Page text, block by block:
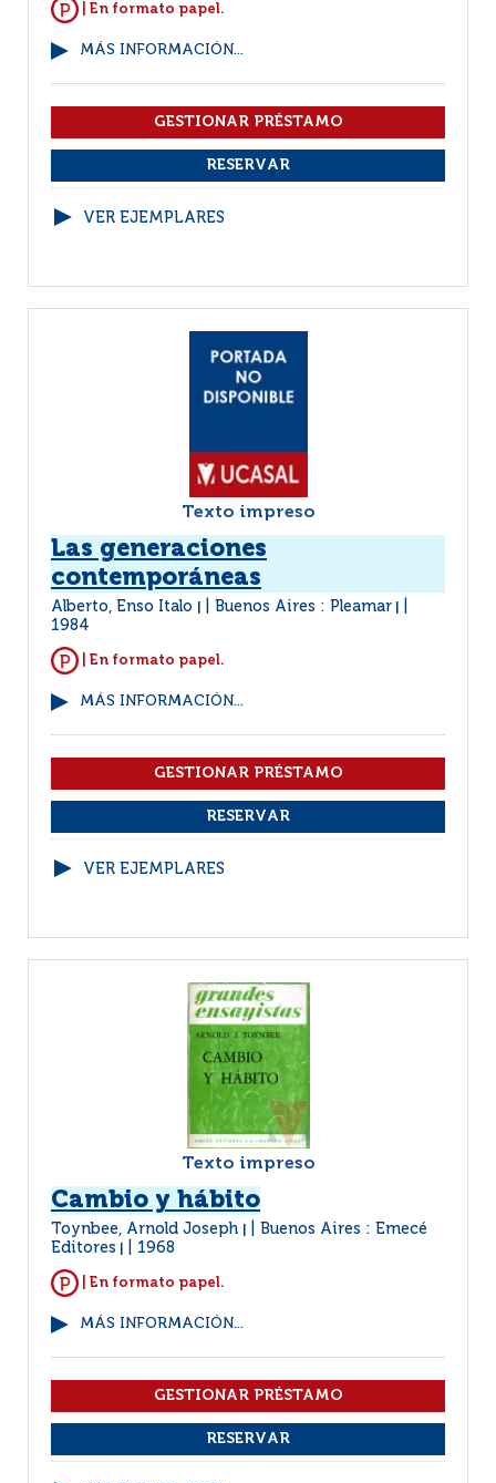
| En formato papel.
MÁS INFORMACIÓN...
VER EJEMPLARES
Texto impreso
Las generaciones
contemporáneas
Alberto, Enso Italo Buenos Aires : Pleamar
1984
| En formato papel.
MÁS INFORMACIÓN...
VER EJEMPLARES
Texto impreso
Cambio y hábito
Toynbee, Arnold Joseph
Buenos Aires : Emecé
Editores
1968
| En formato papel.
MÁS INFORMACIÓN...